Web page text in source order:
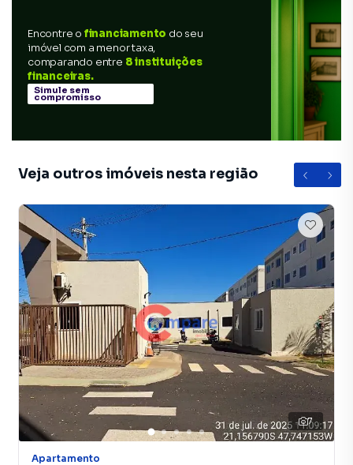
Encontre o financiamento do seu
imóvel com a menor taxa,
comparando entre 8 instituições
financeiras.
Simule sem
compromisso
Veja outros imóveis nesta região
7
Apartamento